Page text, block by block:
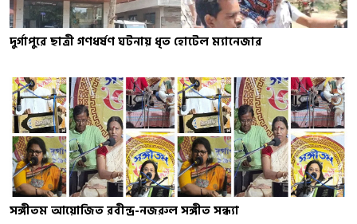
দুর্গাপুরে ছাত্রী গণধর্ষণ ঘটনায় ধৃত হোটেল ম্যানেজার
সঙ্গীতম আয়োজিত রবীন্দ্র-নজরুল সঙ্গীত সন্ধ্যা